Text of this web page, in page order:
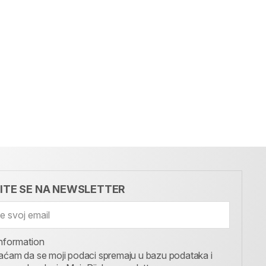
SE NA NEWSLETTER
da se moji podaci spremaju u bazu podataka i